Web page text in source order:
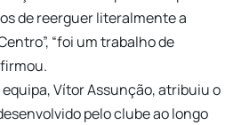
de reerguer literalmente a
“foi um trabalho de
Vítor Assunção, atribuiu o
pelo clube ao longo